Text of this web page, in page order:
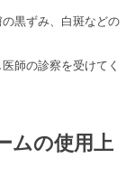
黒ずみ、白斑などの
師の診察を受けてく
ムの使用上